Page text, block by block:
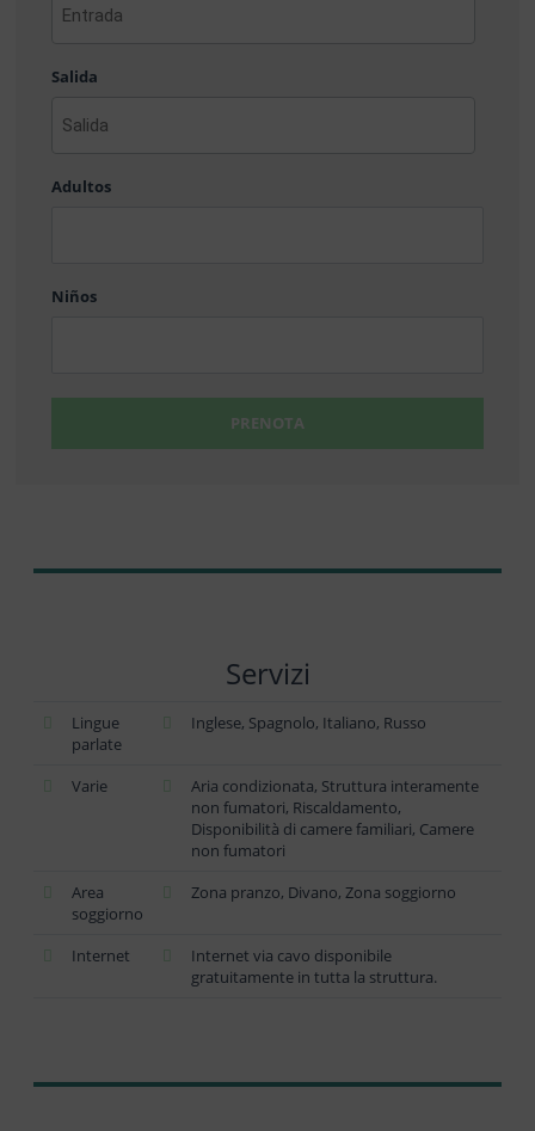
MM
Salida
MM
Adultos
Niños
PRENOTA
Servizi
Lingue
parlate
Inglese, Spagnolo, Italiano, Russo
Varie
Aria condizionata, Struttura interamente
non fumatori, Riscaldamento,
Disponibilità di camere familiari, Camere
non fumatori
Area
soggiorno
Zona pranzo, Divano, Zona soggiorno
Internet
Internet via cavo disponibile
gratuitamente in tutta la struttura.